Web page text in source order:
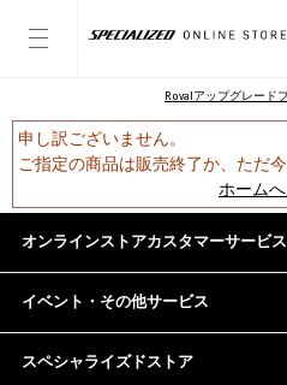
Rovalアップグレード
申し訳ございません。
ご指定の商品は販売終了か、ただ
ホーム
オンラインストアカスタマーサービス
イベント・その他サービス
スペシャライズドストア